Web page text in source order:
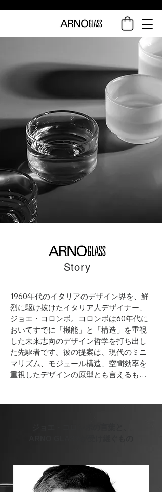
Story
1960年代のイタリアのデザイン界を、鮮
烈に駆け抜けたイタリア人デザイナー、
ジョエ・コロンボ。コロンボは60年代に
おいてすでに「機能」と「構造」を重視
した未来志向のデザイン哲学を打ち出し
た先駆者です。彼の提案は、現代のミニ
マリズム、モジュール構造、空間効率を
重視したデザインの原型とも言えるもの
のは、「どんな人の生活にも投影できる
製品を作ること」でした。